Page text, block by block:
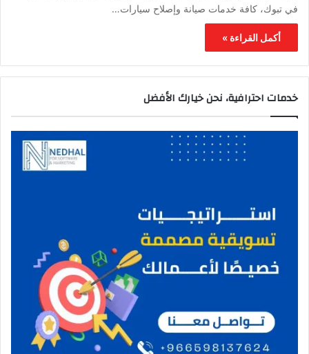
في تبوك، كافة خدمات صيانة وإصلاح سيارات…
أكمل القراءة »
خدمات احترافية، نحن خيارك الأفضل